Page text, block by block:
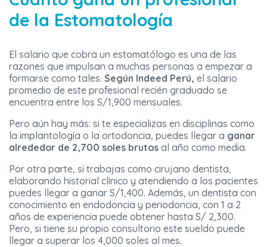
de la Estomatología
El salario que cobra un estomatólogo es una de las
razones que impulsan a muchas personas a empezar a
formarse como tales. Según Indeed Perú, el salario
promedio de este profesional recién graduado se
encuentra entre los S/1,900 mensuales.
Pero aún hay más: si te especializas en disciplinas como
la implantología o la ortodoncia, puedes llegar a ganar
alrededor de 2,700 soles brutos al año como media.
Por otra parte, si trabajas como cirujano dentista,
elaborando historial clínico y atendiendo a los pacientes
puedes llegar a ganar S/1,400. Además, un dentista con
conocimiento en endodoncia y periodoncia, con 1 a 2
años de experiencia puede obtener hasta S/ 2,300.
Pero, si tiene su propio consultorio este sueldo puede
llegar a superar los 4,000 soles al mes.